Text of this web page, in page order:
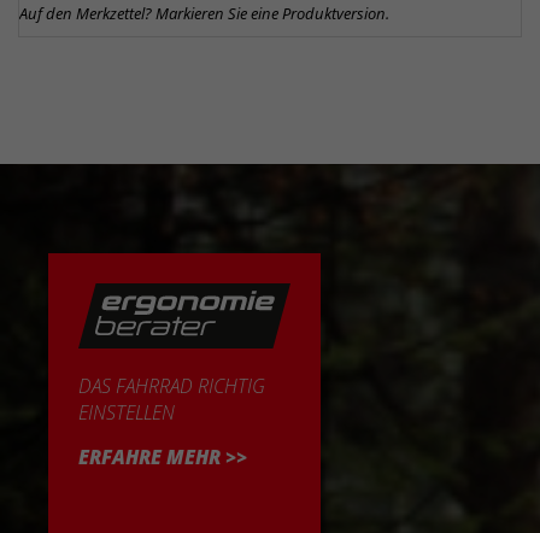
Auf den Merkzettel? Markieren Sie eine Produktversion.
DAS FAHRRAD RICHTIG
EINSTELLEN
ERFAHRE MEHR >>